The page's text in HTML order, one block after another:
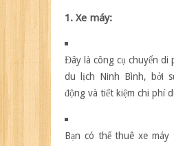
1. Xe máy:
Đây là công cụ chuyển di
du lịch Ninh Bình, bởi
động và tiết kiệm chi phí
Bạn có thể thuê xe máy